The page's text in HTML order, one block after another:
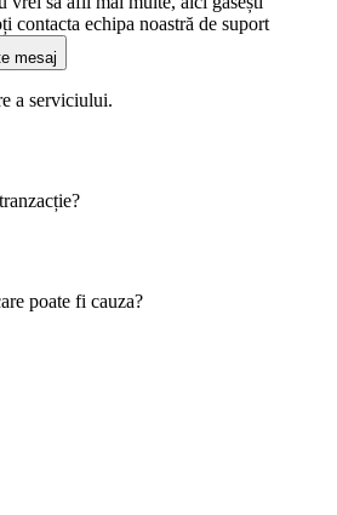
contacta echipa noastră de suport
mesaj
a serviciului.
poate fi cauza?